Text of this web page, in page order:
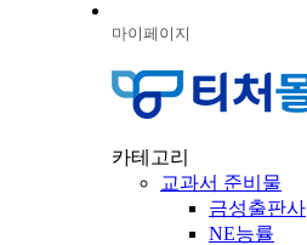
마이페이지
카테고리
교과서 준비물
금성출판사
NE능률